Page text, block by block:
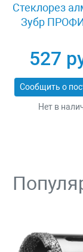
Стеклорез
Зубр
527
Нет в